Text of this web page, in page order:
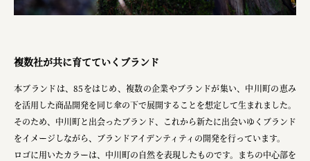
amirisu株式会社
クワトロ Quattro
株式会社オレンジページ​
フジ物産株式会社
ユウキ食品株式会社, 株式会社ビーツ
複数社が共に育てていくブランド
本ブランドは、85をはじめ、複数の企業やブランドが集い、中川町の恵み
を活用した商品開発を同じ傘の下で展開することを想定して生まれました。
そのため、中川町と出会ったブランド、これから新たに出会いゆくブランド
をイメージしながら、ブランドアイデンティティの開発を行っています。
ロゴに用いたカラーは、中川町の自然を表現したものです。まちの中心部を